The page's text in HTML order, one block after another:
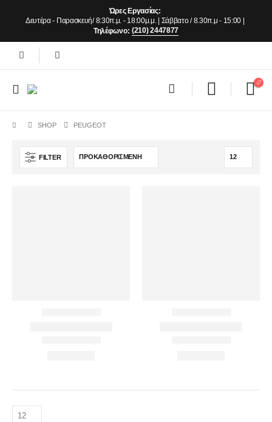
Ώρες Εργασίας:
Δευτέρα - Παρασκευή/ 8:30π.μ. - 18:00μ.μ. | Σάββατο / 8.30π.μ - 15:00 |
Τηλέφωνο: (210) 2447877
SHOP PEUGEOT
FILTER